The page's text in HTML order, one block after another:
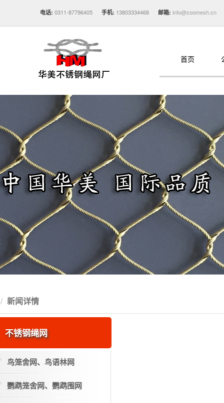
电话: 0311-87796405 手机: 13803334468 邮箱: info@zoomesh.cn
首页
新闻详情
不锈钢绳网
鸟笼舍网、鸟语林网
鹦鹉笼舍网、鹦鹉围网